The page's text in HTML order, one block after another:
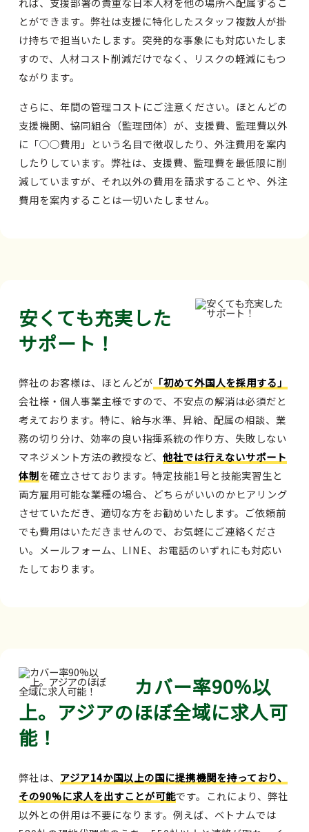
とができます。弊社は支援に特化したスタッフ複数人が掛
け持ちで担当いたします。突発的な事象にも対応いたしま
すので、人材コスト削減だけでなく、リスクの軽減にもつ
ながります。
さらに、年間の管理コストにご注意ください。ほとんどの
支援機関、協同組合（監理団体）が、支援費、監理費以外
に「○○費用」という名目で徴収したり、外注費用を案内
したりしています。弊社は、支援費、監理費を最低限に削
減していますが、それ以外の費用を請求することや、外注
費用を案内することは一切いたしません。
安くても充実した
サポート！
弊社のお客様は、ほとんどが 「初めて外国人を採用する」
会社様・個人事業主様ですので、不安点の解消は必須だと
考えております。特に、給与水準、昇給、配属の相談、業
務の切り分け、効率の良い指揮系統の作り方、失敗しない
マネジメント方法の教授など、 他社では行えないサポート
体制を確立させております。特定技能1号と技能実習生と
両方雇用可能な業種の場合、どちらがいいのかヒアリング
させていただき、適切な方をお勧めいたします。ご依頼前
でも費用はいただきませんので、お気軽にご連絡くださ
い。メールフォーム、LINE、お電話のいずれにも対応い
たしております。
カバー率90%以
上。アジアのほぼ全域に求人可
能！
弊社は、 アジア14か国以上の国に提携機関を持っており、
その90%に求人を出すことが可能です。これにより、弊社
以外との併用は不要になります。例えば、ベトナムでは